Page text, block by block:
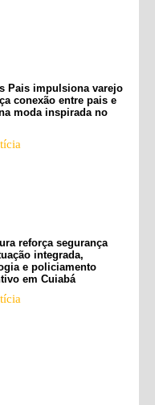
Pais impulsiona varejo
conexão entre pais e
moda inspirada no
reforça segurança
integrada,
e policiamento
em Cuiabá